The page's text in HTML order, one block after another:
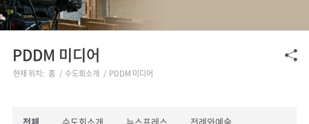
PDDM 미디어
현재 위치: 홈 / 수도회소개 / PDDM 미디어